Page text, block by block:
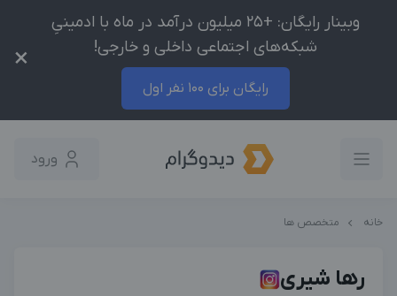
وبینار رایگان: +25 میلیون درآمد در ماه با ادمینیِ
شبکه‌های اجتماعی داخلی و خارجی!
رایگان برای 100 نفر اول
×
ورود
خانه متخصص ها
رها شیری